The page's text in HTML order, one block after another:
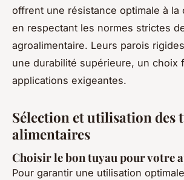
offrent une résistance optimale à la
en respectant les normes strictes
agroalimentaire. Leurs parois
une durabilité supérieure, un choix
applications exigeantes.
Sélection et utilisation des
alimentaires
Choisir le bon tuyau pour votre
Pour garantir une utilisation